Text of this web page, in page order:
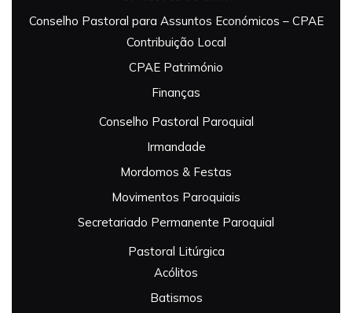
Conselho Pastoral para Assuntos Económicos – CPAE
Contribuição Local
CPAE Património
Finanças
Conselho Pastoral Paroquial
Irmandade
Mordomos & Festas
Movimentos Paroquiais
Secretariado Permanente Paroquial
Pastoral Litúrgica
Acólitos
Batismos